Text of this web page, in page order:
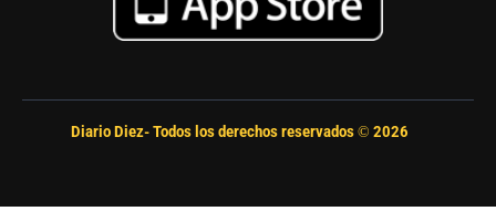
Diario Diez- Todos los derechos reservados © 2026